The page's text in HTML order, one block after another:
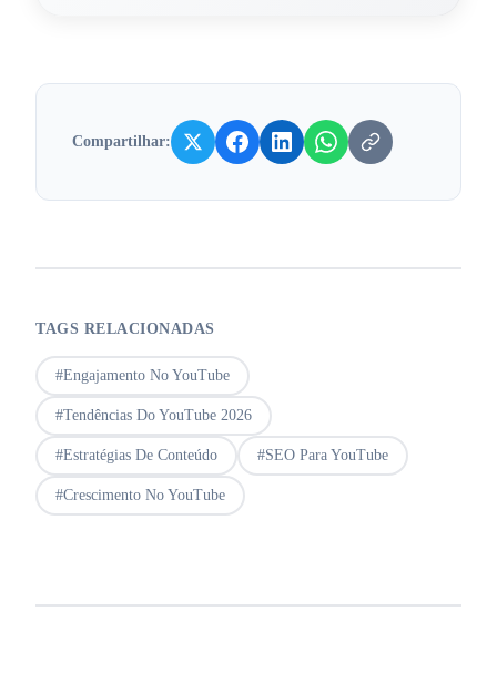
Compartilhar:
TAGS RELACIONADAS
#Engajamento No YouTube
#Tendências Do YouTube 2026
#Estratégias De Conteúdo #SEO Para YouTube
#Crescimento No YouTube